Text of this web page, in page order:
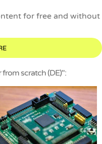
scratch (DE)":
for free and without